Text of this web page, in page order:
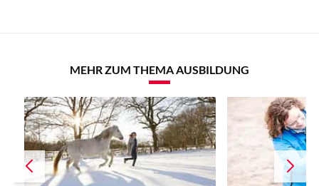
MEHR ZUM THEMA AUSBILDUNG